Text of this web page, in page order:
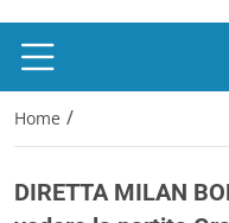
Home /
DIRETTA MILAN